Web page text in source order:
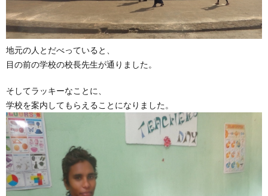
地元の人とだべっていると、
目の前の学校の校長先生が通りました。
そしてラッキーなことに、
学校を案内してもらえることになりました。